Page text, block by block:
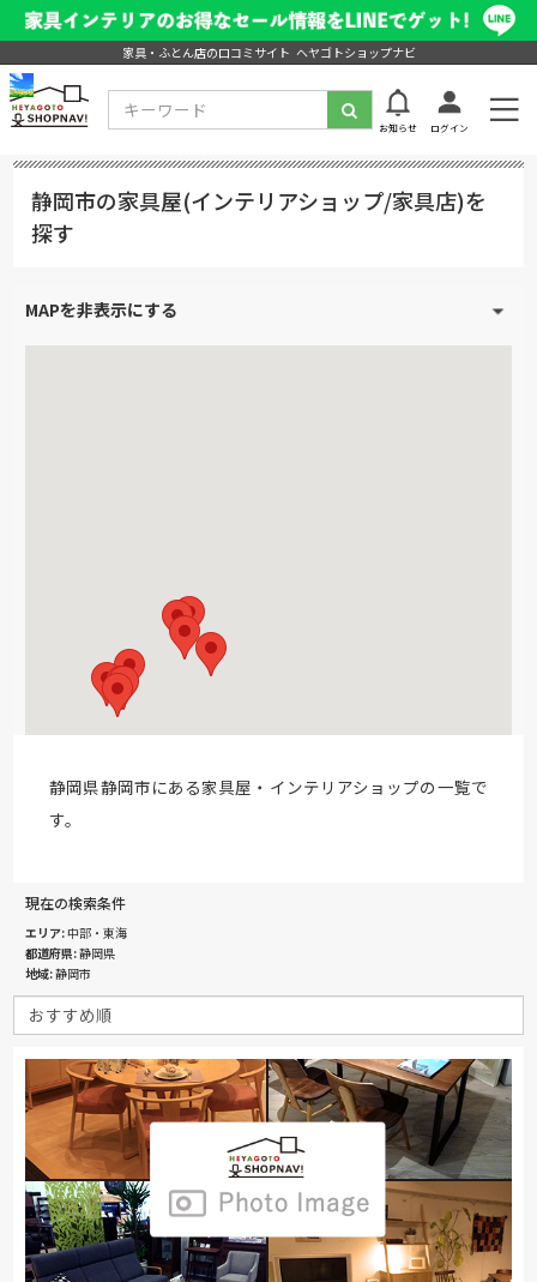
家具・ふとん店の口コミサイト ヘヤゴトショップナビ
お知らせ ログイン
静岡市の家具屋(インテリアショップ/家具店)を
探す
静岡県静岡市にある家具屋・インテリアショップの一覧で
す。
現在の検索条件
エリア 中部・東海
都道府県 静岡県
地域 静岡市